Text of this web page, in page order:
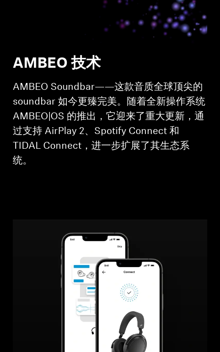
AMBEO 技术
AMBEO Soundbar——这款音质全球顶尖的
soundbar 如今更臻完美。随着全新操作系统
AMBEO|OS 的推出，它迎来了重大更新，通
过支持 AirPlay 2、Spotify Connect 和
TIDAL Connect，进一步扩展了其生态系
统。